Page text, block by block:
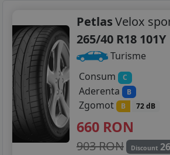
255/30R19
255/35R19
265/35R19
285/30R19
285/30R20
PetlasVelox
265/40 R18 101Y
Turisme
Consum
C
Aderenta B
Zgomot B 72 dB
660 RON
903 RON Discount 26